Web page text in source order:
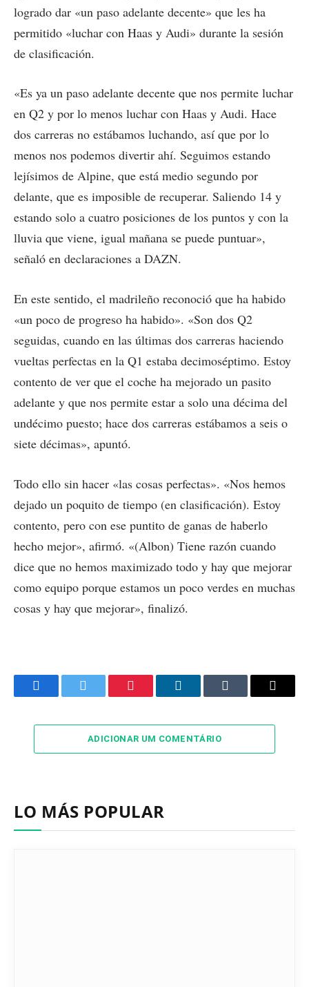
logrado dar «un paso adelante decente» que les ha
permitido «luchar con Haas y Audi» durante la sesión
de clasificación.
«Es ya un paso adelante decente que nos permite luchar
en Q2 y por lo menos luchar con Haas y Audi. Hace
dos carreras no estábamos luchando, así que por lo
menos nos podemos divertir ahí. Seguimos estando
lejísimos de Alpine, que está medio segundo por
delante, que es imposible de recuperar. Saliendo 14 y
estando solo a cuatro posiciones de los puntos y con la
lluvia que viene, igual mañana se puede puntuar»,
señaló en declaraciones a DAZN.
En este sentido, el madrileño reconoció que ha habido
«un poco de progreso ha habido». «Son dos Q2
seguidas, cuando en las últimas dos carreras haciendo
vueltas perfectas en la Q1 estaba decimoséptimo. Estoy
contento de ver que el coche ha mejorado un pasito
adelante y que nos permite estar a solo una décima del
undécimo puesto; hace dos carreras estábamos a seis o
siete décimas», apuntó.
Todo ello sin hacer «las cosas perfectas». «Nos hemos
dejado un poquito de tiempo (en clasificación). Estoy
contento, pero con ese puntito de ganas de haberlo
hecho mejor», afirmó. «(Albon) Tiene razón cuando
dice que no hemos maximizado todo y hay que mejorar
como equipo porque estamos un poco verdes en muchas
cosas y hay que mejorar», finalizó.
FacebookTwitter Pinterest LinkedInTumblr Email
ADICIONAR UM COMENTÁRIO
LO MÁS POPULAR